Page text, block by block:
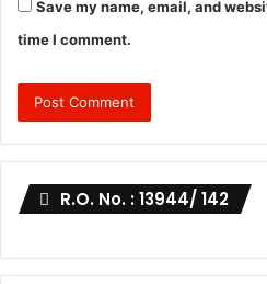
Save my name, email, and
time I comment.
R.O. No. : 13944/ 142